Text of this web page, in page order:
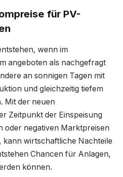
für PV-
wenn im
angeboten als nachgefragt
an sonnigen Tagen mit
und gleichzeitig tiefem
Mit der neuen
Zeitpunkt der Einspeisung
oder negativen Marktpreisen
kann wirtschaftliche Nachteile
Chancen für Anlagen,
können.